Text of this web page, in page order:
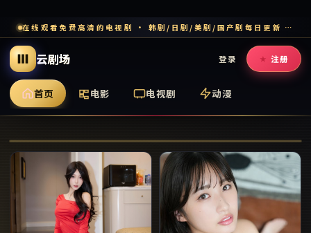
在线观看免费高清的电视剧 · 韩剧/日剧/美剧/国产剧每日更新 · 多端流畅追剧
云剧场
首页 电影 电视剧 动漫
登录 注册